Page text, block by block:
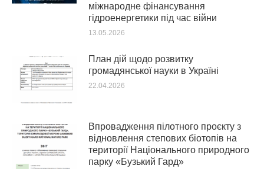
міжнародне фінансування
гідроенергетики під час війни
13.05.2026
План дій щодо розвитку
громадянської науки в Україні
22.04.2026
Впровадження пілотного проєкту з
відновлення степових біотопів на
території Національного природного
парку «Бузький Гард»